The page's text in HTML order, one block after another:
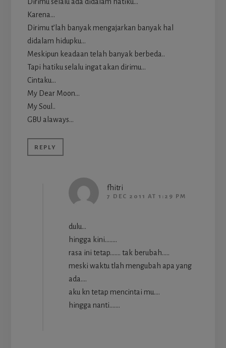
Karena…
Dirimu t’lah banyak mengajarkan banyak hal
didalam hidupku…
Meskipun keadaan telah banyak berbeda..
Tapi hatiku selalu ingat akan dirimu…
Cintaku…
My Dear Moon…
My Soul..
GBU alaways…
REPLY
fhitri
7 DEC 2011 AT 1:29 PM
dulu…
hingga kini……..
rasa ini tetap……. tak berubah…..
meski waktu tlah mengubah apa yang
ada….
aku kn tetap mencintai mu….
hingga nanti…….